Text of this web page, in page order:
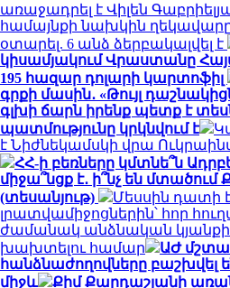
առաջադրել է Վիլեն
համայնքի նախկին
օտարել. 6 անձ ձերբակալվել է
կիսամյակում Վրաստանը
195 հազար դոլարի կարտոֆիլ
գրքի մասին․ «Թույլ
գլխի ճարն իրենք պետք է
պատմությունը կրկնվում է
է Նիժնեկամսկի վրա
ՀՀ-ի բեռները կմտնե՞ն
միջա՞նցք է․ ի՞նչ են
(տեսանյութ)
Մեսսին դատի
լրատվամիջոցներին՝ հոր
ժամանակ անձնական կյանքի
խախտելու համար
ԱԺ
հանձնաժողովները բաշխվել
միջև
Քիմ Քարդաշյանի